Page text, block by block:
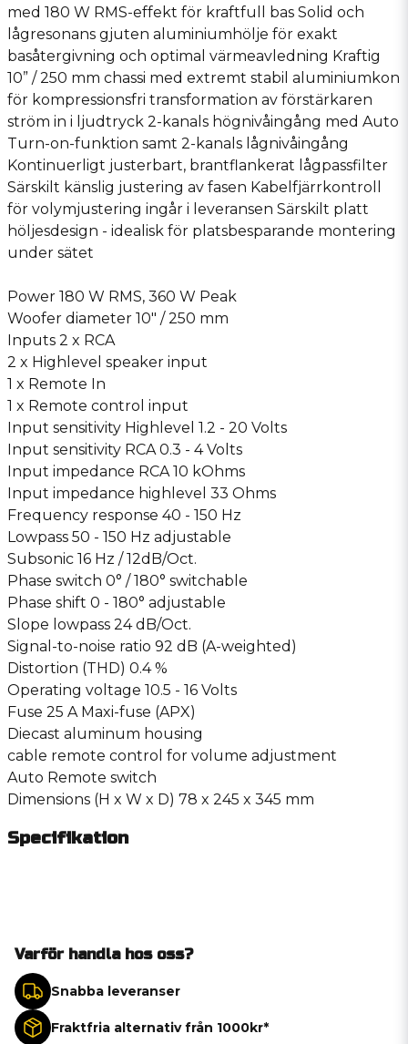
med 180 W RMS-effekt för kraftfull bas Solid och
lågresonans gjuten aluminiumhölje för exakt
basåtergivning och optimal värmeavledning Kraftig
10” / 250 mm chassi med extremt stabil aluminiumkon
för kompressionsfri transformation av förstärkaren
ström in i ljudtryck 2-kanals högnivåingång med Auto
Turn-on-funktion samt 2-kanals lågnivåingång
Kontinuerligt justerbart, brantflankerat lågpassfilter
Särskilt känslig justering av fasen Kabelfjärrkontroll
för volymjustering ingår i leveransen Särskilt platt
höljesdesign - idealisk för platsbesparande montering
under sätet
Power 180 W RMS, 360 W Peak
Woofer diameter 10″ / 250 mm
Inputs 2 x RCA
2 x Highlevel speaker input
1 x Remote In
1 x Remote control input
Input sensitivity Highlevel 1.2 - 20 Volts
Input sensitivity RCA 0.3 - 4 Volts
Input impedance RCA 10 kOhms
Input impedance highlevel 33 Ohms
Frequency response 40 - 150 Hz
Lowpass 50 - 150 Hz adjustable
Subsonic 16 Hz / 12dB/Oct.
Phase switch 0° / 180° switchable
Phase shift 0 - 180° adjustable
Slope lowpass 24 dB/Oct.
Signal-to-noise ratio 92 dB (A-weighted)
Distortion (THD) 0.4 %
Operating voltage 10.5 - 16 Volts
Fuse 25 A Maxi-fuse (APX)
Diecast aluminum housing
cable remote control for volume adjustment
Auto Remote switch
Dimensions (H x W x D) 78 x 245 x 345 mm
Specifikation
Varför handla hos oss?
Snabba leveranser
Fraktfria alternativ från 1000kr*